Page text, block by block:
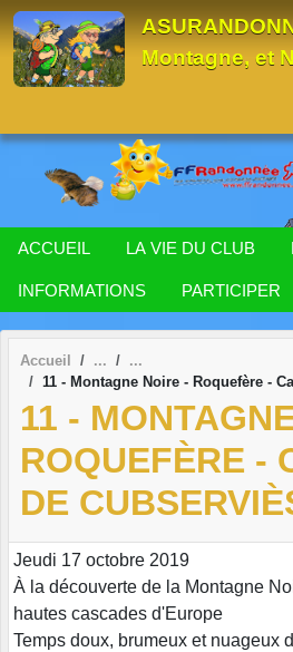
Montagne, et
ACCUEIL LA VIE DU CLUB
INFORMATIONS PARTICIPER
Accueil
11 - Montagne Noire - Roquefère -
11 -
ROQUEFÈRE -
DE
Jeudi 17 octobre 2019
À la découverte de la Montagne
hautes cascades d'Europe
Temps doux, brumeux et nuageux
Panneau de gestion des cookies